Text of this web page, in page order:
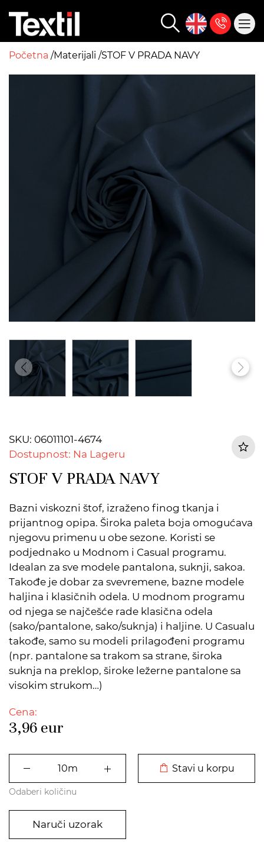
Početna Materijali STOF V PRADA NAVY
SKU: 06011101-4674
Dostupnost: Na Lageru
STOF V PRADA NAVY
Bazni viskozni štof, izraženo finog tkanja i
prijantnog opipa. Široka paleta boja omogućava
njegovu primenu u obe sezone. Koristi se
podjednako u Modnom i Casual programu.
Idealan za sve modele pantalona, suknji, sakoa.
Takođe je dobar za svevremene, bazne modele
haljina i klasičnih odela. U modnom programu
od njega se najčešće rade klasična odela
(sako/pantalone, sako/suknja) i haljine. U Casualu
takođe, samo su modeli prilagođeni programu
(npr. pantalone sa trakom sa strane, široka
suknja na preklop, široke ležerne pantalone sa
visokim strukom…)
Cena:
3,96 eur
Stavi u korpu
Odaberi količinu
Naruči uzorak